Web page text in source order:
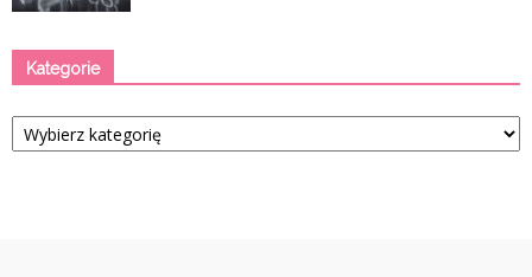
Kategorie
Kategorie